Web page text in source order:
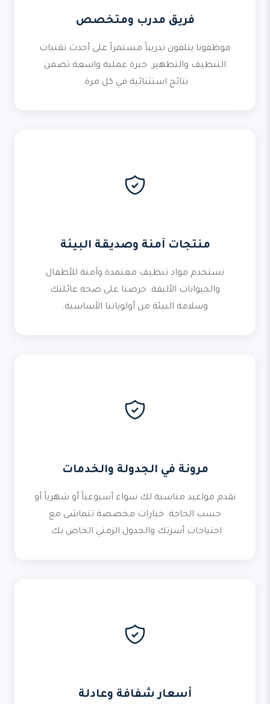
فريق مدرب ومتخصص
موظفونا يتلقون تدريباً مستمراً على أحدث تقنيات
التنظيف والتطهير. خبرة عملية واسعة تضمن
نتائج استثنائية في كل مرة.
منتجات آمنة وصديقة البيئة
نستخدم مواد تنظيف معتمدة وآمنة للأطفال
والحيوانات الأليفة. حرصنا على صحة عائلتك
وسلامة البيئة من أولوياتنا الأساسية.
مرونة في الجدولة والخدمات
نقدم مواعيد مناسبة لك سواء أسبوعياً أو شهرياً أو
حسب الحاجة. خيارات مخصصة تتماشى مع
احتياجات أسرتك والجدول الزمني الخاص بك.
أسعار شفافة وعادلة